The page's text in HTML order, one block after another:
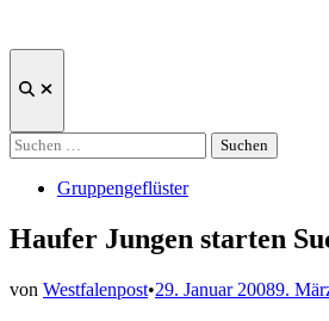
Suche
Suchen
nach:
Veröffentlicht
Gruppengeflüster
Haufer Jungen starten
von Westfalenpost•29. Januar 20089.